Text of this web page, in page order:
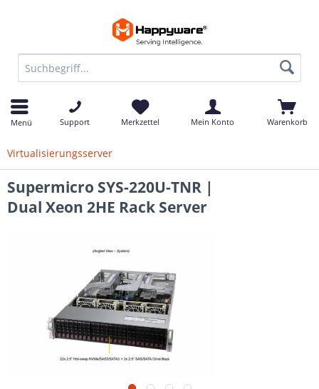
Menü Support Merkzettel Mein Konto Warenkorb
Virtualisierungsserver
Supermicro SYS-220U-TNR |
Dual Xeon 2HE Rack Server